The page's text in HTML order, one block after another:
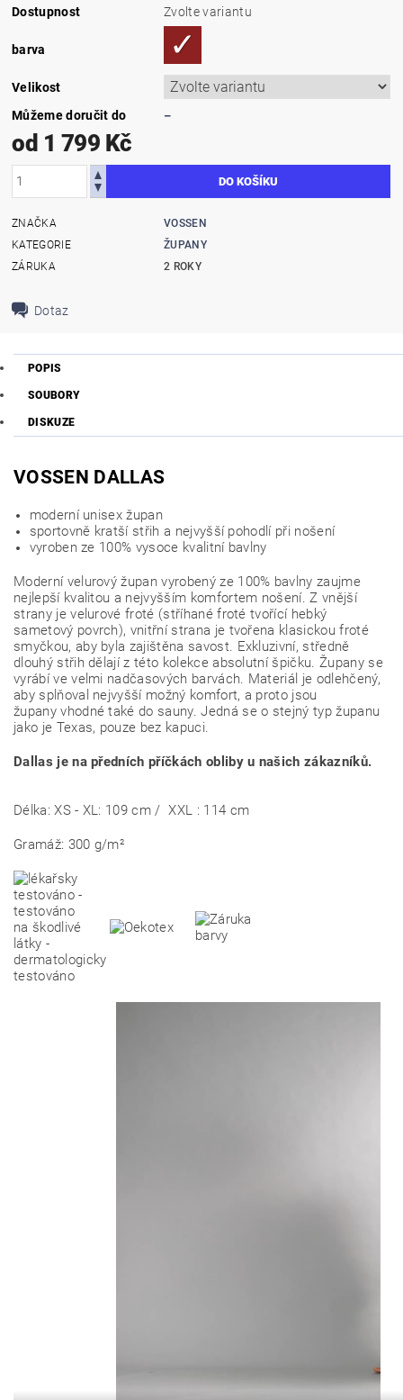
Dostupnost Zvolte variantu
barva
Velikost
Můžeme doručit do
–
od 1 799 Kč
ZNAČKA
VOSSEN
KATEGORIE
ŽUPANY
ZÁRUKA
2 ROKY
Dotaz
POPIS
SOUBORY
DISKUZE
VOSSEN DALLAS
moderní unisex župan
sportovně kratší střih a nejvyšší pohodlí při nošení
vyroben ze 100% vysoce kvalitní bavlny
Moderní velurový župan vyrobený ze 100% bavlny zaujme
nejlepší kvalitou a nejvyšším komfortem nošení. Z vnější
strany je velurové froté (stříhané froté tvořící hebký
sametový povrch), vnitřní strana je tvořena klasickou froté
smyčkou, aby byla zajištěna savost. Exkluzivní, středně
dlouhý střih dělají z této kolekce absolutní špičku. Župany se
vyrábí ve velmi nadčasových barvách. Materiál je odlehčený,
aby splňoval nejvyšší možný komfort, a proto jsou
župany vhodné také do sauny. Jedná se o stejný typ županu
jako je Texas, pouze bez kapuci.
Dallas je na předních příčkách obliby u našich zákazníků.
Délka: XS - XL: 109 cm / XXL : 114 cm
Gramáž: 300 g/m²